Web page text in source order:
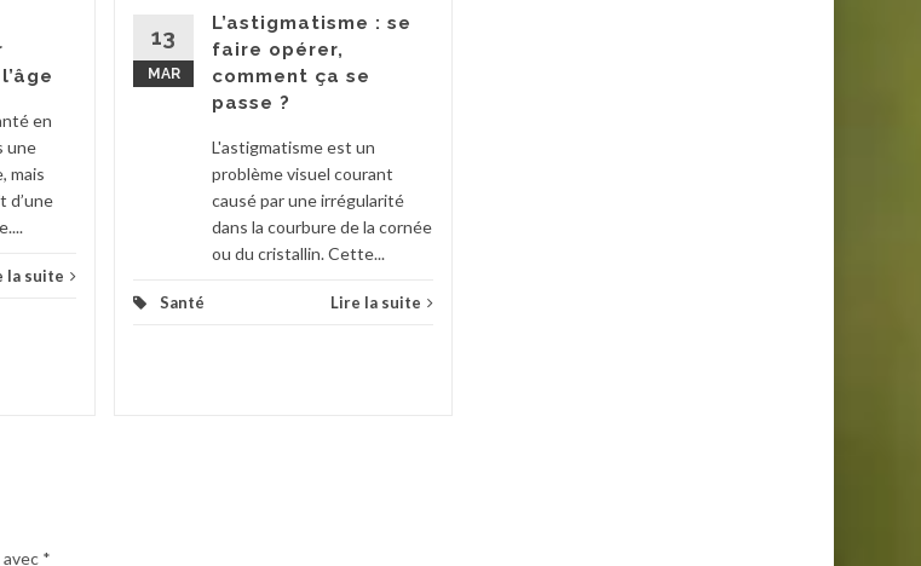
en
une
mais
d’une
la suite
13
MAR
L’astigmatisme : se
faire opérer,
comment ça se
passe ?
L'astigmatisme est un
problème visuel courant
causé par une irrégularité
dans la courbure de la cornée
ou du cristallin. Cette...
Santé Lire la suite
*